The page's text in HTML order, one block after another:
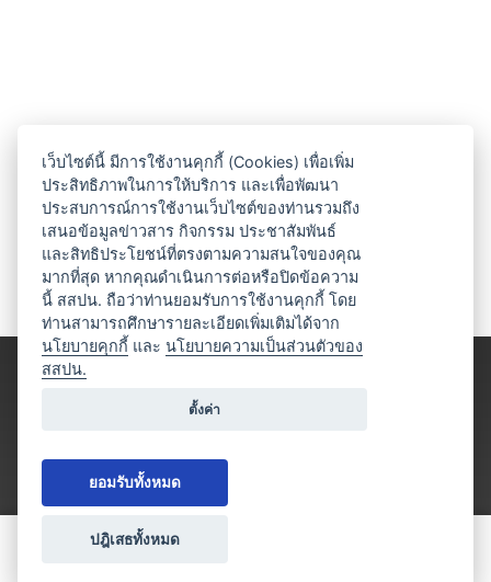
เว็บไซต์นี้ มีการใช้งานคุกกี้ (Cookies) เพื่อเพิ่ม
ประสิทธิภาพในการให้บริการ และเพื่อพัฒนา
ประสบการณ์การใช้งานเว็บไซต์ของท่านรวมถึง
เสนอข้อมูลข่าวสาร กิจกรรม ประชาสัมพันธ์
และสิทธิประโยชน์ที่ตรงตามความสนใจของคุณ
มากที่สุด หากคุณดำเนินการต่อหรือปิดข้อความ
นี้ สสปน. ถือว่าท่านยอมรับการใช้งานคุกกี้ โดย
ท่านสามารถศึกษารายละเอียดเพิ่มเติมได้จาก
นโยบายคุกกี้ และนโยบายความเป็นส่วนตัวของ
สสปน.
ตั้งค่า
ยอมรับทั้งหมด
ปฎิเสธทั้งหมด